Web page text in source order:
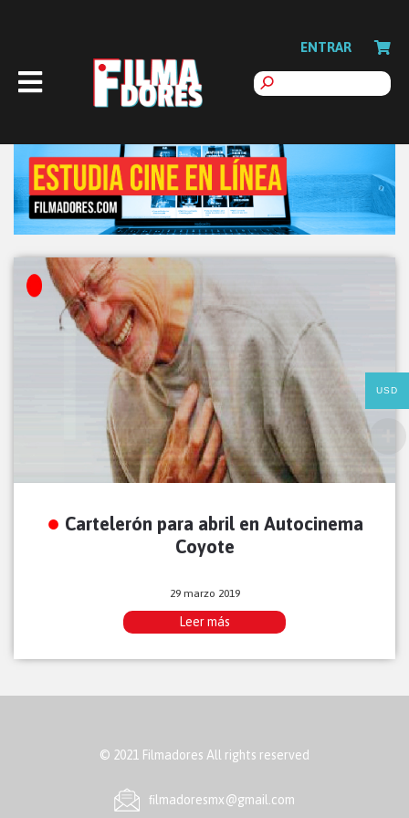
ENTRAR
Cartelerón para abril en Autocinema
Coyote
29 marzo 2019
Leer más
© 2021 Filmadores All rights reserved
ﬁlmadoresmx@gmail.com
USD